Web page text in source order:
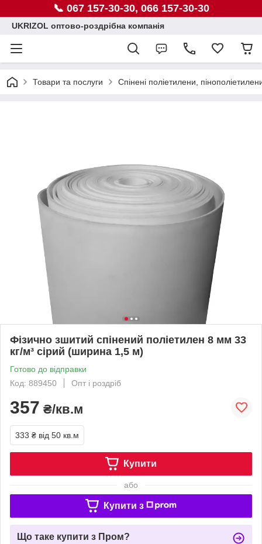
📞 067 157-30-30, 066 157-30-30
UKRIZOL оптово-роздрібна компанія
Товари та послуги Спінені поліетилени,
Фізично зшитий спінений поліетилен 8 мм 33
кг/м³ сірий (ширина 1,5 м)
Готово до відправки
Код: 889450
Опт і роздріб
357 ₴/кв.м
333 ₴ від 50 кв.м
Купити
або
Купити з
Що таке купити з Пром?